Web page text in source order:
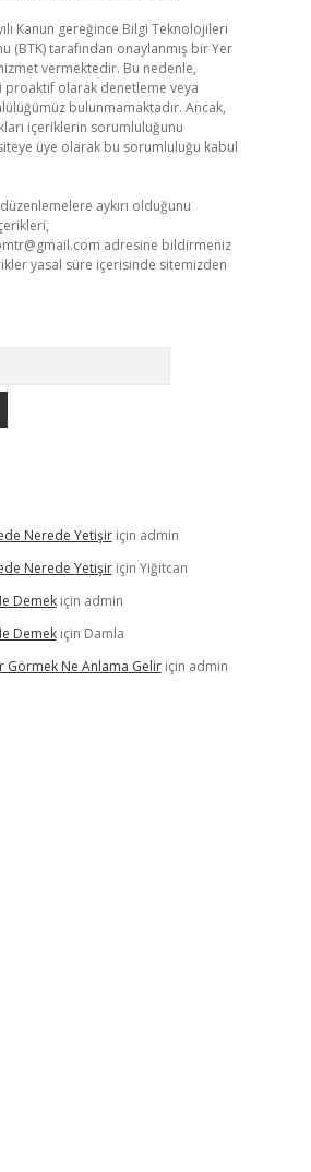
Kanun gereğince Bilgi Teknolojileri
(BTK) tarafından onaylanmış bir Yer
vermektedir. Bu nedenle,
proaktif olarak denetleme veya
bulunmamaktadır. Ancak,
içeriklerin sorumluluğunu
üye olarak bu sorumluluğu kabul
aykırı olduğunu
adresine bildirmeniz
yasal süre içerisinde sitemizden
Nerede Yetişiriçin admin
Nerede Yetişiriçin Yiğitcan
Demekiçin admin
Demekiçin Damla
Görmek Ne Anlama Geliriçin admin